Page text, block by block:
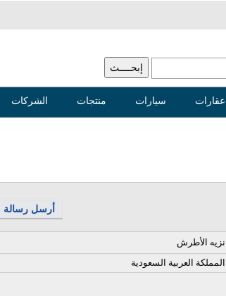
عقارات سيارات منتجات الشركات
أرسل رسالة
نزيه الأطرش
المملكة العربية السعودية